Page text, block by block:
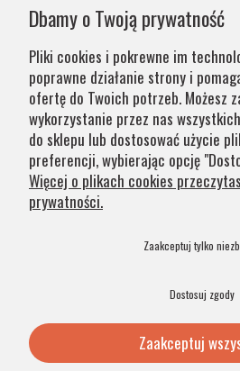
chęci zapewnienia jak najwyższej
na zamówienie jest zaznaczony w
nasze lampy warto czasem
Kategorie
Obsługa klienta
© 2026 Argon Lampy. All Rights
Dbamy o Twoją prywatność
Pliki cookies i pokrewne im
poprawne działanie strony i
ofertę do Twoich potrzeb. Możesz
wykorzystanie przez nas
do sklepu lub dostosować użycie
preferencji, wybierając opcję
Więcej o plikach cookies
prywatności.
Zaakceptuj tylko
Dostosuj zgody
Zaakceptuj